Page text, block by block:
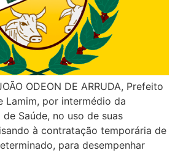
ODEON DE ARRUDA, Prefeito
Lamim, por intermédio da
Saúde, no uso de suas
à contratação temporária de
para desempenhar